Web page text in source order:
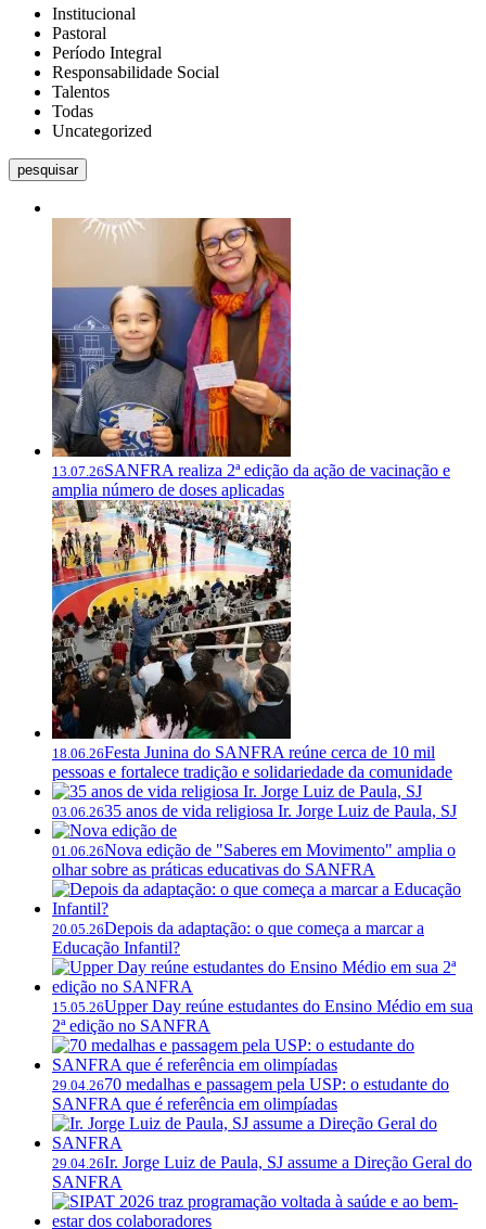
Institucional
Pastoral
Período Integral
Responsabilidade Social
Talentos
Todas
Uncategorized
pesquisar
13.07.26SANFRA realiza 2ª edição da ação de vacinação e
amplia número de doses aplicadas
18.06.26Festa Junina do SANFRA reúne cerca de 10 mil
pessoas e fortalece tradição e solidariedade da comunidade
03.06.2635 anos de vida religiosa Ir. Jorge Luiz de Paula, SJ
01.06.26Nova edição de "Saberes em Movimento" amplia o
olhar sobre as práticas educativas do SANFRA
20.05.26Depois da adaptação: o que começa a marcar a
Educação Infantil?
15.05.26Upper Day reúne estudantes do Ensino Médio em sua
2ª edição no SANFRA
29.04.2670 medalhas e passagem pela USP: o estudante do
SANFRA que é referência em olimpíadas
29.04.26Ir. Jorge Luiz de Paula, SJ assume a Direção Geral do
SANFRA